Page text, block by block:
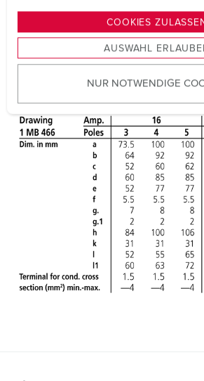
s
u
w
a
h
COOKIES
AUSWAHL
NUR NOTWENDIGE